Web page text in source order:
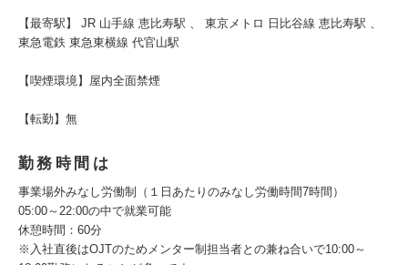
【最寄駅】 JR 山手線 恵比寿駅 、 東京メトロ 日比谷線 恵比寿駅 、
東急電鉄 東急東横線 代官山駅
【喫煙環境】屋内全面禁煙
【転勤】無
勤務時間は
事業場外みなし労働制（１日あたりのみなし労働時間7時間）
05:00～22:00の中で就業可能
休憩時間：60分
※入社直後はOJTのためメンター制担当者との兼ね合いで10:00～